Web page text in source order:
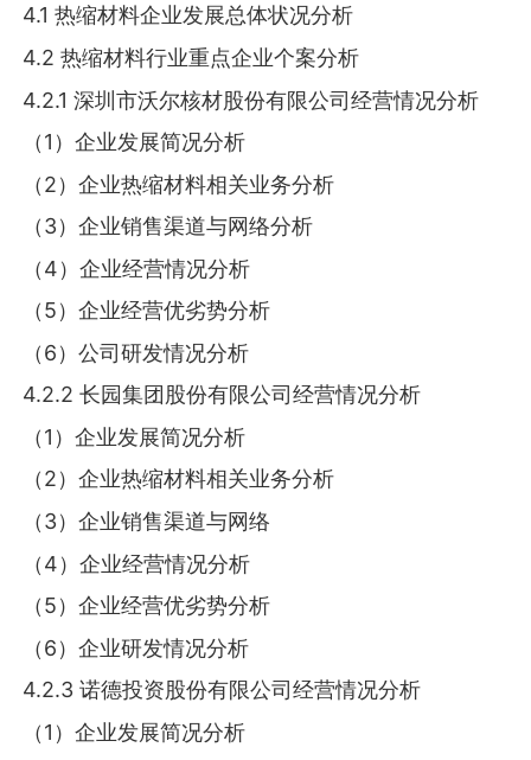
4.1 热缩材料企业发展总体状况分析
4.2 热缩材料行业重点企业个案分析
4.2.1 深圳市沃尔核材股份有限公司经营情况分析
（1）企业发展简况分析
（2）企业热缩材料相关业务分析
（3）企业销售渠道与网络分析
（4）企业经营情况分析
（5）企业经营优劣势分析
（6）公司研发情况分析
4.2.2 长园集团股份有限公司经营情况分析
（1）企业发展简况分析
（2）企业热缩材料相关业务分析
（3）企业销售渠道与网络
（4）企业经营情况分析
（5）企业经营优劣势分析
（6）企业研发情况分析
4.2.3 诺德投资股份有限公司经营情况分析
（1）企业发展简况分析